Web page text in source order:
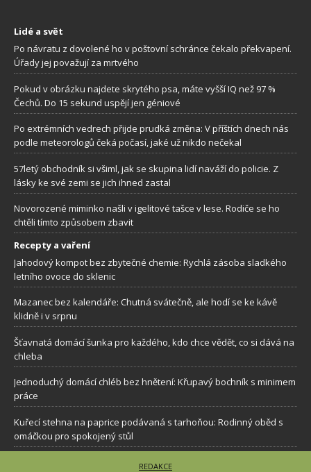
Lidé a svět
Po návratu z dovolené ho v poštovní schránce čekalo překvapení.
Úřady jej považují za mrtvého
Pokud v obrázku najdete skrytého psa, máte vyšší IQ než 97 %
Čechů. Do 15 sekund uspějí jen géniové
Po extrémních vedrech přijde prudká změna: V příštích dnech nás
podle meteorologů čeká počasí, jaké už nikdo nečekal
57letý obchodník si všiml, jak se skupina lidí naváží do policie. Z
lásky ke své zemi se jich ihned zastal
Novorozené miminko našli v igelitové tašce v lese. Rodiče se ho
chtěli tímto způsobem zbavit
Recepty a vaření
Jahodový kompot bez zbytečné chemie: Rychlá zásoba sladkého
letního ovoce do sklenic
Mazanec bez kalendáře: Chutná svátečně, ale hodí se ke kávě
klidně i v srpnu
Šťavnatá domácí šunka pro každého, kdo chce vědět, co si dává na
chleba
Jednoduchý domácí chléb bez hnětení: Křupavý bochník s minimem
práce
Kuřecí stehna na paprice podávaná s tarhoňou: Rodinný oběd s
omáčkou pro spokojený stůl
REDAKCE